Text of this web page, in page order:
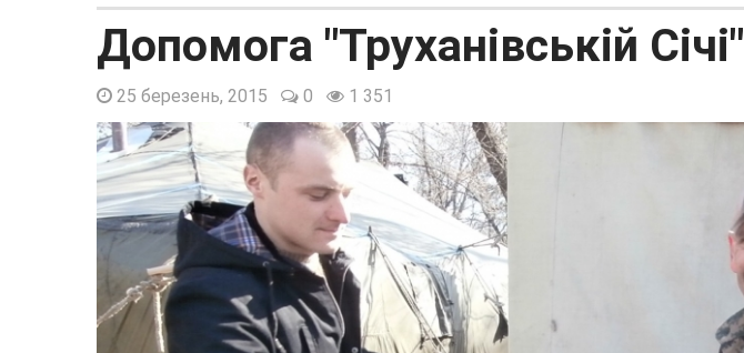
Допомога "Труханівській Січі"
25 березень, 2015 0 1 351